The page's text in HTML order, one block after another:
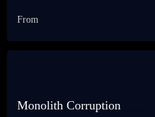
From
Monolith Corruption